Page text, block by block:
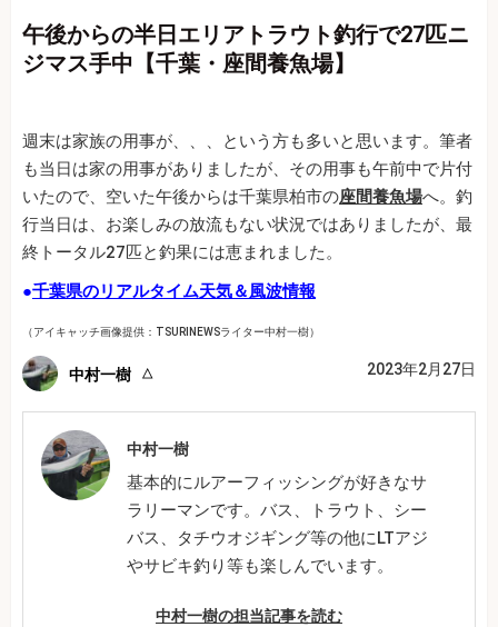
午後からの半日エリアトラウト釣行で27匹ニ
ジマス手中【千葉・座間養魚場】
週末は家族の用事が、、、という方も多いと思います。筆者
も当日は家の用事がありましたが、その用事も午前中で片付
いたので、空いた午後からは千葉県柏市の座間養魚場へ。釣
行当日は、お楽しみの放流もない状況ではありましたが、最
終トータル27匹と釣果には恵まれました。
●千葉県のリアルタイム天気＆風波情報
（アイキャッチ画像提供：TSURINEWSライター中村一樹）
中村一樹 2023年2月27日
中村一樹
基本的にルアーフィッシングが好きなサ
ラリーマンです。バス、トラウト、シー
バス、タチウオジギング等の他にLTアジ
やサビキ釣り等も楽しんでいます。
中村一樹の担当記事を読む